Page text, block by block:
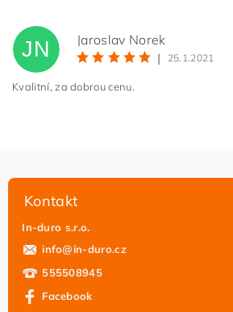
JN
Jaroslav Norek
|
25.1.2021
Kvalitní, za dobrou cenu.
Kontakt
In-duro s.r.o.
info@in-duro.cz
555508945
Facebook